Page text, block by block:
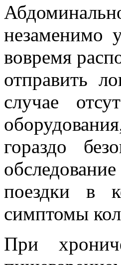
незаменимо
вовремя
отправить
случае
гораздо
поездки в
симптомы
При